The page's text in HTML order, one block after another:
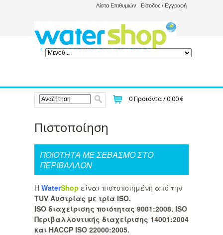
Λίστα Επιθυμιών Είσοδος / Εγγραφή
0Προϊόντα /0,00 €
Πιστοποίηση
ΠΟΙΟΤΗΤΑ ΜΕ ΣΕΒΑΣΜΟ ΣΤΟ
ΠΕΡΙΒΑΛΛΟΝ
H WaterShop είναι πιστοποιημένη από την
TUV Αυστρίας με τρία ISO.
ISO διαχείρισης ποιότητας 9001:2008, ISO
Περιβαλλοντικής διαχείρισης 14001:2004
και HACCP ISO 22000:2005.